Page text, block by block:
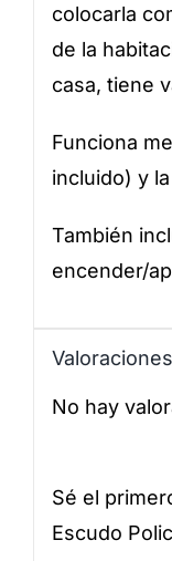
colocarla
de la
casa, tiene
Funciona
incluido) y
También
encender/
Valoraciones
No hay
Sé el
Escudo